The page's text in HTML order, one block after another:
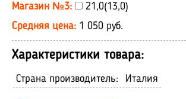
Магазин №3:
21,0(13,0)
Средняя цена: 1 050 руб.
Характеристики товара:
Страна производитель: Италия